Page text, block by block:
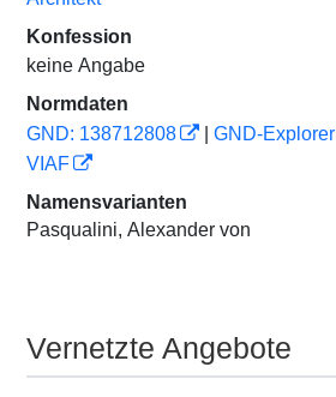
Konfession
keine Angabe
Normdaten
GND: 138712808
GND-Explorer
VIAF
Namensvarianten
Pasqualini, Alexander von
Vernetzte Angebote